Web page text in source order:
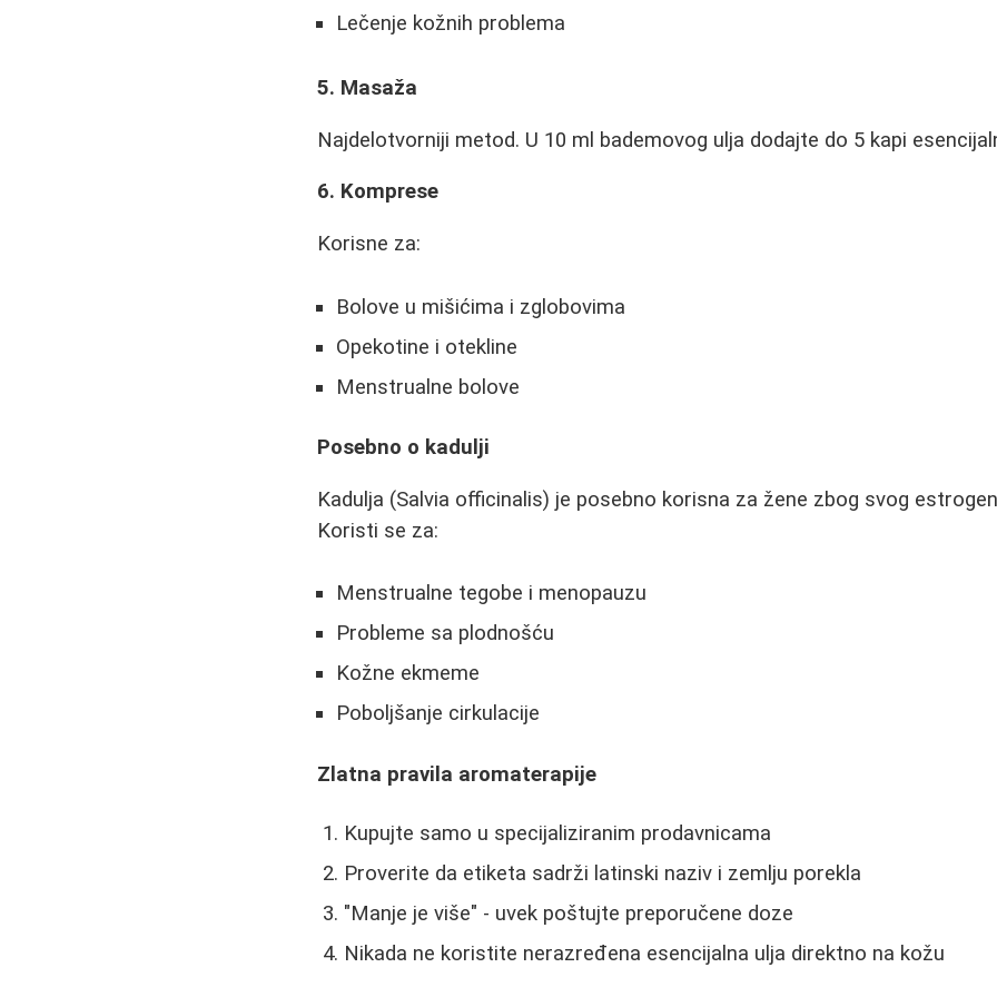
Lečenje kožnih problema
5. Masaža
Najdelotvorniji metod. U 10 ml bademovog ulja dodajte do 5 kapi
6. Komprese
Korisne za:
Bolove u mišićima i zglobovima
Opekotine i otekline
Menstrualne bolove
Posebno o kadulji
Kadulja (Salvia officinalis) je posebno korisna za žene zbog svog
Koristi se za:
Menstrualne tegobe i menopauzu
Probleme sa plodnošću
Kožne ekmeme
Poboljšanje cirkulacije
Zlatna pravila aromaterapije
Kupujte samo u specijaliziranim prodavnicama
Proverite da etiketa sadrži latinski naziv i zemlju porekla
"Manje je više" - uvek poštujte preporučene doze
Nikada ne koristite nerazređena esencijalna ulja direktno na kožu